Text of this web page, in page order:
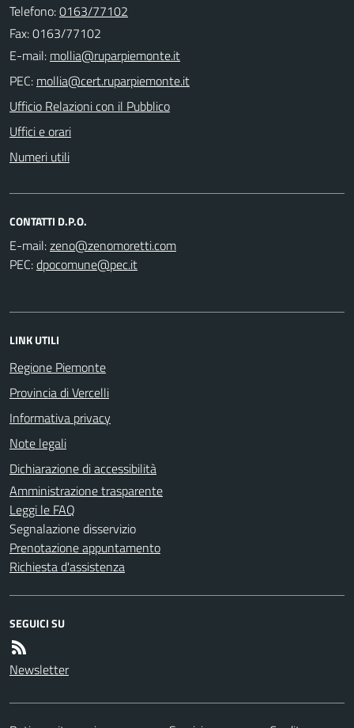
Telefono:0163/77102
Fax: 0163/77102
E-mail:
PEC:
Ufficio Relazioni con il Pubblico
Uffici e orari
Numeri utili
CONTATTI D.P.O.
E-mail:
PEC:
LINK UTILI
Regione Piemonte
Provincia di Vercelli
Informativa privacy
Note legali
Dichiarazione di accessibilità
Amministrazione trasparente
Leggi le FAQ
Segnalazione disservizio
Prenotazione appuntamento
Richiesta d'assistenza
SEGUICI SU
Newsletter